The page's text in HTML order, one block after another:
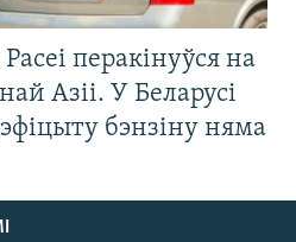
перакінуўся на
Азіі. У Беларусі
бэнзіну няма